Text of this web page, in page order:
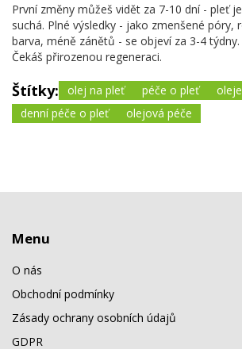
První změny můžeš vidět za 7-10 dní - pleť
suchá. Plné výsledky - jako zmenšené póry,
barva, méně zánětů - se objeví za 3-4 týdny.
Čekáš přirozenou regeneraci.
Štítky: olej na pleť péče o pleť
denní péče o pleť
olejová péče
Menu
O nás
Obchodní podmínky
Zásady ochrany osobních údajů
GDPR